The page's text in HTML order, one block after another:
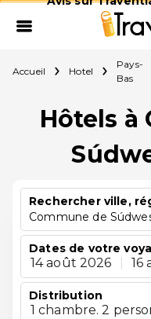
Accueil Hotel
Pays-
Bas
Hôtels à
Rechercher ville,
Commune de
Dates de votre
14 août 2026 16
Distribution
1 chambre. 2